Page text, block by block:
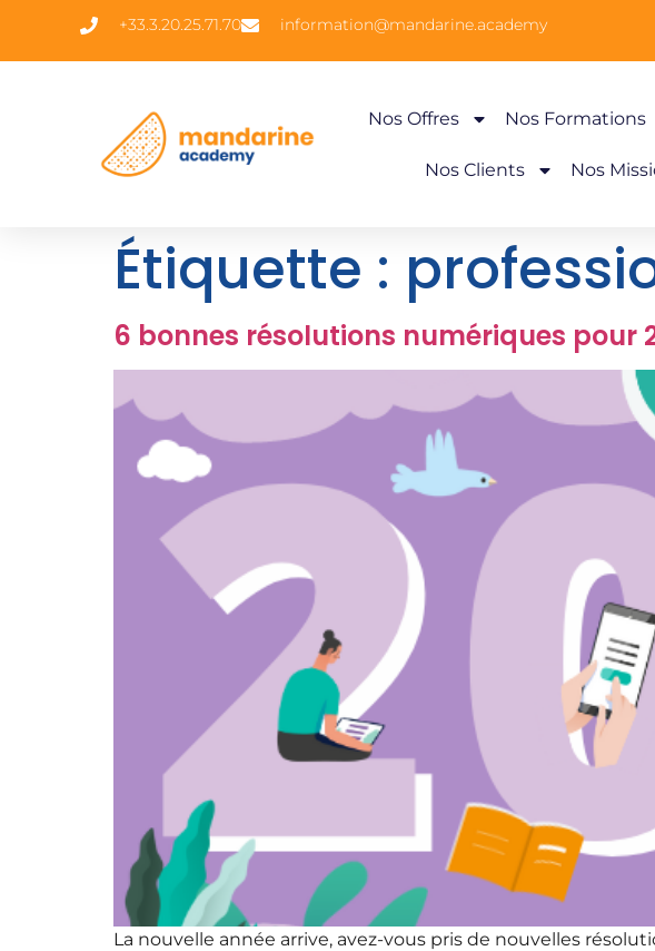
+33.3.20.25.71.70 information@mandarine.academy
Nos Offres Nos Formations
Nos Clients Nos
Étiquette :
6 bonnes résolutions numériques pour
La nouvelle année arrive, avez-vous pris de nouvelles